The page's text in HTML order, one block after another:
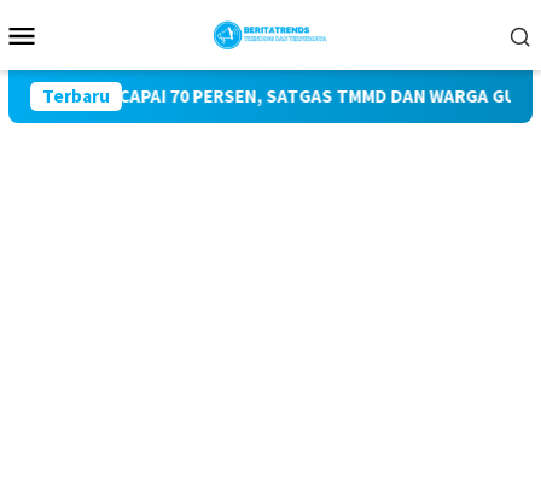
ke
Mobile
Terbaru
CAPAI 70 PERSEN, SATGAS TMMD DAN WARGA GUPIT KEBUT